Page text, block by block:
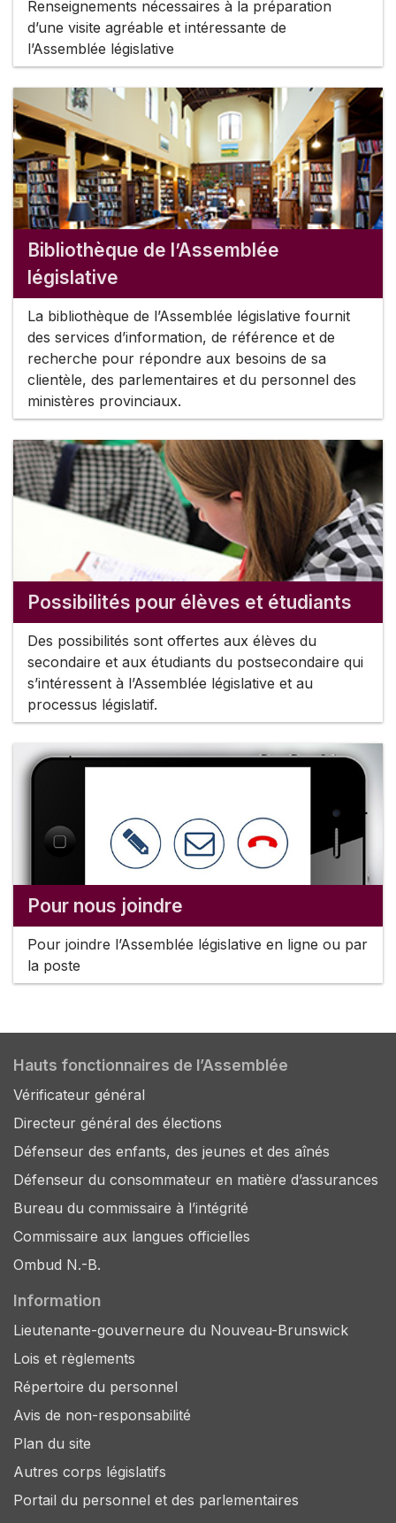
Renseignements nécessaires à la préparation
d’une visite agréable et intéressante de
l’Assemblée législative
Bibliothèque de l’Assemblée
législative
La bibliothèque de l’Assemblée législative fournit
des services d’information, de référence et de
recherche pour répondre aux besoins de sa
clientèle, des parlementaires et du personnel des
ministères provinciaux.
Possibilités pour élèves et étudiants
Des possibilités sont offertes aux élèves du
secondaire et aux étudiants du postsecondaire qui
s’intéressent à l’Assemblée législative et au
processus législatif.
Pour nous joindre
Pour joindre l’Assemblée législative en ligne ou par
la poste
Hauts fonctionnaires de l’Assemblée
Vérificateur général
Directeur général des élections
Défenseur des enfants, des jeunes et des aînés
Défenseur du consommateur en matière d’assurances
Bureau du commissaire à l’intégrité
Commissaire aux langues officielles
Ombud N.-B.
Information
Lieutenante-gouverneure du Nouveau-Brunswick
Lois et règlements
Répertoire du personnel
Avis de non-responsabilité
Plan du site
Autres corps législatifs
Portail du personnel et des parlementaires